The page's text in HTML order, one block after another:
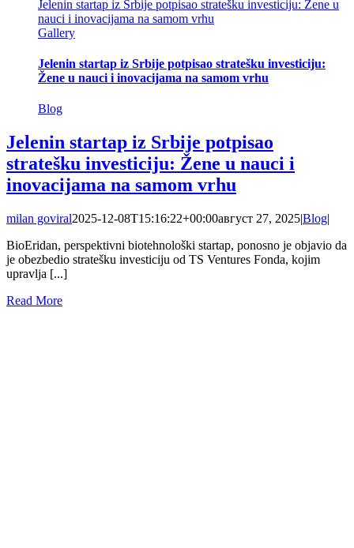
Jelenin startap iz Srbije potpisao stratešku investiciju: Žene u
nauci i inovacijama na samom vrhu
Gallery
Jelenin startap iz Srbije potpisao stratešku investiciju:
Žene u nauci i inovacijama na samom vrhu
Blog
Jelenin startap iz Srbije potpisao
stratešku investiciju: Žene u nauci i
inovacijama na samom vrhu
milan goviral2025-12-08T15:16:22+00:00август 27, 2025|Blog|
BioEridan, perspektivni biotehnološki startap, ponosno je objavio da
je obezbedio stratešku investiciju od TS Ventures Fonda, kojim
upravlja [...]
Read More